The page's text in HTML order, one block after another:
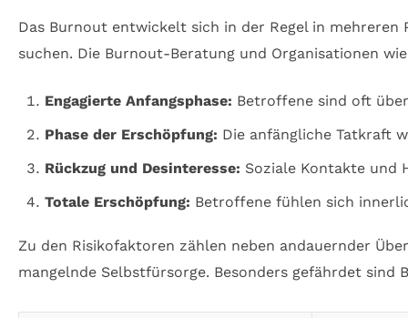
Das Burnout entwickelt sich in der Regel in
suchen. Die Burnout-Beratung und Organisationen
Engagierte Anfangsphase: Betroffene sind oft
Phase der Erschöpfung: Die anfängliche Tatkraft
Rückzug und Desinteresse: Soziale Kontakte und
Totale Erschöpfung: Betroffene fühlen sich
Zu den Risikofaktoren zählen neben andauernder
mangelnde Selbstfürsorge. Besonders gefährdet